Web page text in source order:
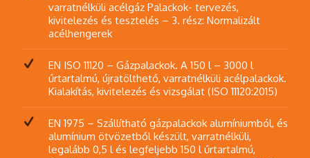
varratnélküli acélgáz Palackok- tervezés,
kivitelezés és tesztelés – 3. rész: Normalizált
acélhengerek
EN ISO 11120 – Gázpalackok. A 150 l – 3000 l
űrtartalmú, újratölthető, varratnélküli acélpalackok.
Kialakítás, kivitelezés és vizsgálat (ISO 11120:2015)
EN 1975 – Szállítható gázpalackok alumíniumból, és
alumínium ötvözetből készült, varratnélküli,
legalább 0,5 l és legfeljebb 150 l űrtartalmú,